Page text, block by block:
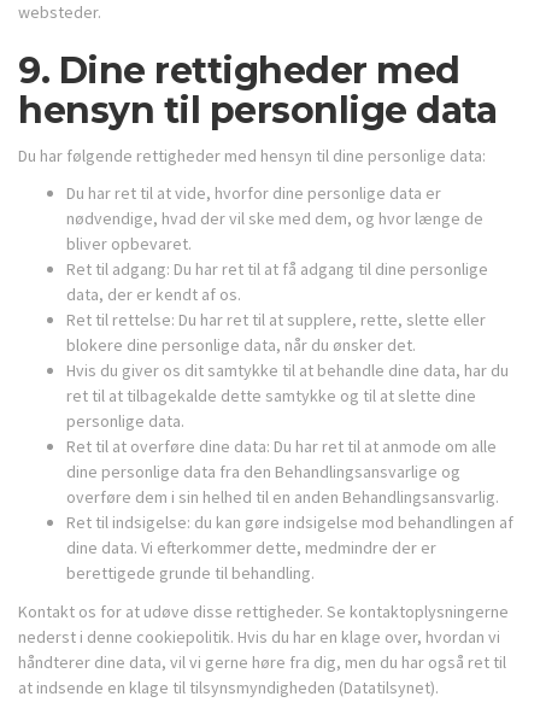
websteder.
9. Dine rettigheder med
hensyn til personlige data
Du har følgende rettigheder med hensyn til dine personlige data:
Du har ret til at vide, hvorfor dine personlige data er
nødvendige, hvad der vil ske med dem, og hvor længe de
bliver opbevaret.
Ret til adgang: Du har ret til at få adgang til dine personlige
data, der er kendt af os.
Ret til rettelse: Du har ret til at supplere, rette, slette eller
blokere dine personlige data, når du ønsker det.
Hvis du giver os dit samtykke til at behandle dine data, har du
ret til at tilbagekalde dette samtykke og til at slette dine
personlige data.
Ret til at overføre dine data: Du har ret til at anmode om alle
dine personlige data fra den Behandlingsansvarlige og
overføre dem i sin helhed til en anden Behandlingsansvarlig.
Ret til indsigelse: du kan gøre indsigelse mod behandlingen af ​​
dine data. Vi efterkommer dette, medmindre der er
berettigede grunde til behandling.
Kontakt os for at udøve disse rettigheder. Se kontaktoplysningerne
nederst i denne cookiepolitik. Hvis du har en klage over, hvordan vi
håndterer dine data, vil vi gerne høre fra dig, men du har også ret til
at indsende en klage til tilsynsmyndigheden (Datatilsynet).